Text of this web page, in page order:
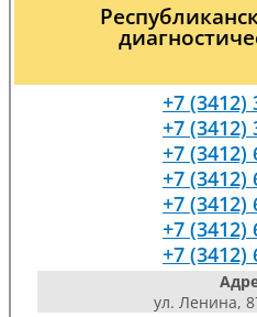
+7 (3412)
+7 (3412)
+7 (3412)
+7 (3412)
+7 (3412)
+7 (3412)
+7 (3412)
ул. Ленина,